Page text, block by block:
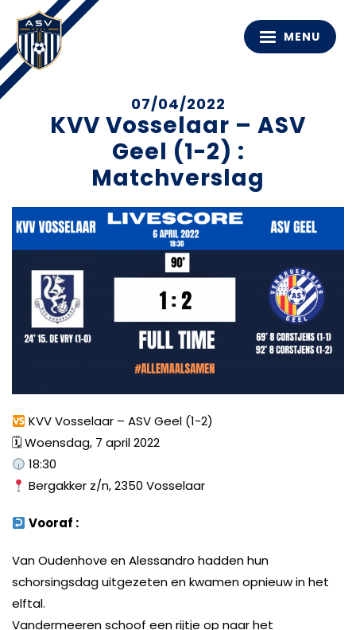
MENU
07/04/2022
KVV Vosselaar – ASV
Geel (1-2) :
Matchverslag
KVV Vosselaar – ASV Geel (1-2)
🗓 Woensdag, 7 april 2022
18:30
Bergakker z/n, 2350 Vosselaar
Vooraf :
Van Oudenhove en Alessandro hadden hun
schorsingsdag uitgezeten en kwamen opnieuw in het
elftal.
Vandermeeren schoof een rijtje op naar het